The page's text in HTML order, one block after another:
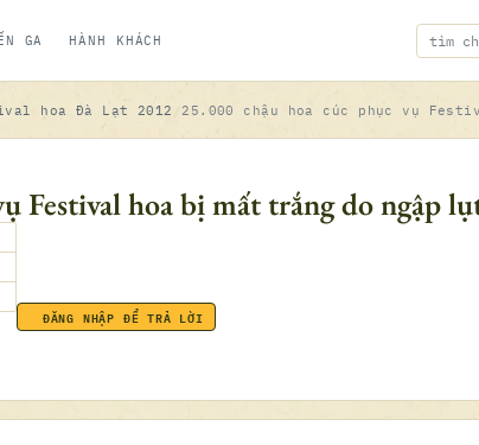
GA HÀNH KHÁCH
hoa Đà Lạt 2012 25.000 chậu hoa cúc phục vụ
Festival hoa bị mất trắng do ngập
ĐĂNG NHẬP ĐỂ TRẢ LỜI